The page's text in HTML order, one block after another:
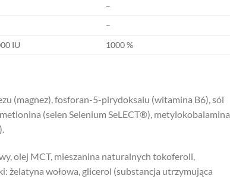
–
–
IU 1000 %
(magnez), fosforan-5-pirydoksalu (witamina B6), sól
(selen Selenium SeLECT®), metylokobalamina
olej MCT, mieszanina naturalnych tokoferoli,
żelatyna wołowa, glicerol (substancja utrzymująca